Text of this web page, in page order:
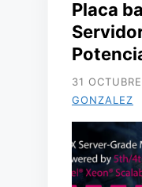
Placa
31
GONZALEZ